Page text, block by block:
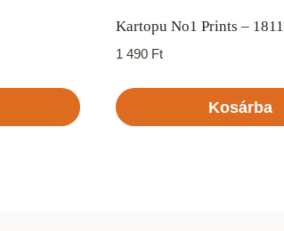
Kartopu No1 Prints – 1811
1 490 Ft
Kosárba